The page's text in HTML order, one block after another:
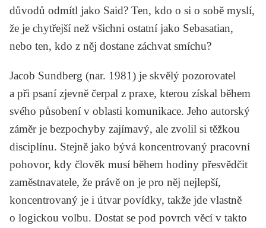
důvodů odmítl jako Said? Ten, kdo o si o sobě myslí,
že je chytřejší než všichni ostatní jako Sebasatian,
nebo ten, kdo z něj dostane záchvat smíchu?
Jacob Sundberg (nar. 1981) je skvělý pozorovatel
a při psaní zjevně čerpal z praxe, kterou získal během
svého působení v oblasti komunikace. Jeho autorský
záměr je bezpochyby zajímavý, ale zvolil si těžkou
disciplínu. Stejně jako bývá koncentrovaný pracovní
pohovor, kdy člověk musí během hodiny přesvědčit
zaměstnavatele, že právě on je pro něj nejlepší,
koncentrovaný je i útvar povídky, takže jde vlastně
o logickou volbu. Dostat se pod povrch věcí v takto